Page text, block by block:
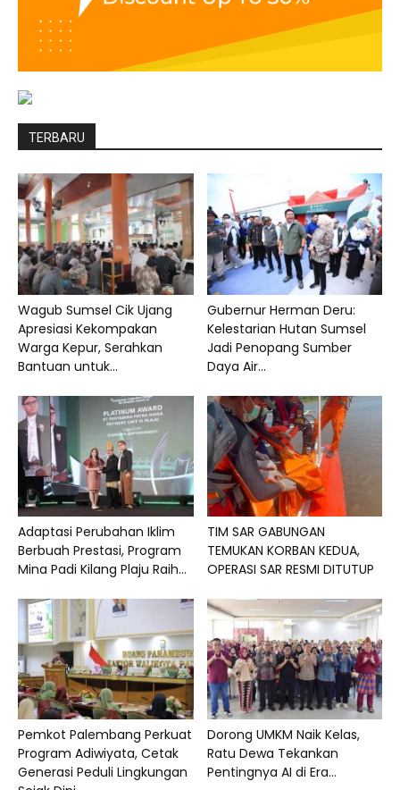
TERBARU
Wagub Sumsel Cik Ujang
Apresiasi Kekompakan
Warga Kepur, Serahkan
Bantuan untuk...
Gubernur Herman Deru:
Kelestarian Hutan Sumsel
Jadi Penopang Sumber
Daya Air...
Adaptasi Perubahan Iklim
Berbuah Prestasi, Program
Mina Padi Kilang Plaju Raih...
TIM SAR GABUNGAN
TEMUKAN KORBAN KEDUA,
OPERASI SAR RESMI DITUTUP
Pemkot Palembang Perkuat
Program Adiwiyata, Cetak
Generasi Peduli Lingkungan
Dorong UMKM Naik Kelas,
Ratu Dewa Tekankan
Pentingnya AI di Era...